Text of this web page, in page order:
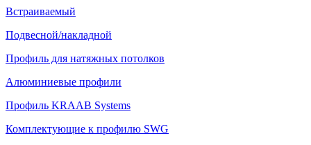
Встраиваемый
Подвесной/накладной
Профиль для натяжных потолков
Алюминиевые профили
Профиль KRAAB Systems
Комплектующие к профилю SWG